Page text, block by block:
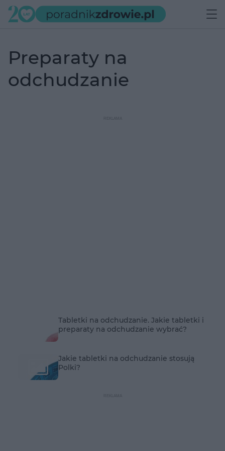
preparaty na
odchudzanie
Tabletki na odchudzanie. Jakie tabletki i
preparaty na odchudzanie wybrać?
Jakie tabletki na odchudzanie stosują
Polki?